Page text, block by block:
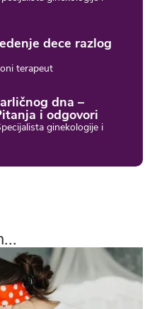
dece razlog
terapeut
dna –
i odgovori
ginekologije i